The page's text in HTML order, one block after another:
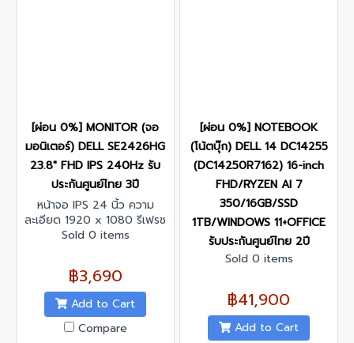
[ผ่อน 0%] MONITOR (จอ
มอนิเตอร์) DELL SE2426HG
23.8" FHD IPS 240Hz รับ
ประกันศูนย์ไทย 3ปี
หน้าจอ IPS 24 นิ้ว ความ
ละเอียด 1920 x 1080 รีเฟรช
เรทสูงสุด 240Hz รองรับ
Sold 0 items
฿3,690
Add to Cart
Compare
[ผ่อน 0%] NOTEBOOK
(โน้ตบุ๊ก) DELL 14 DC14255
(DC14250R7162) 16-inch
FHD/RYZEN AI 7
350/16GB/SSD
1TB/WINDOWS 11+OFFICE
รับประกันศูนย์ไทย 2ปี
Sold 0 items
฿41,900
Add to Cart